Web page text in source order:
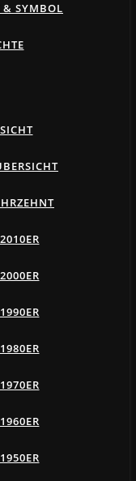
& SYMBOL
2010ER
2000ER
1990ER
1980ER
1970ER
1960ER
1950ER